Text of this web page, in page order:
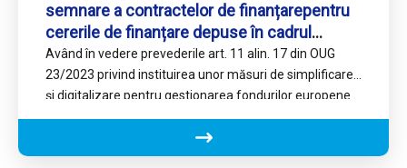
semnare a contractelor de finanțarepentru
cererile de finanțare depuse în cadrul
Acțiunii 4.1_2
Având în vedere prevederile art. 11 alin. 17 din OUG
23/2023 privind instituirea unor măsuri de simplificare
şi digitalizare pentru gestionarea fondurilor europene
aferente Politicii…